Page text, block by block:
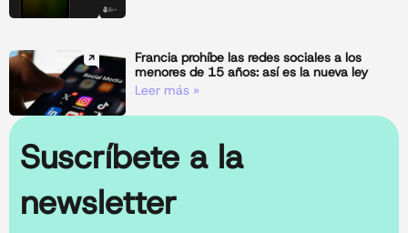
Francia prohíbe las redes sociales a los
menores de 15 años: así es la nueva ley
Leer más »
Suscríbete a la
newsletter